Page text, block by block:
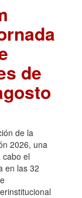
de
de la
2026, una
cabo el
en las 32